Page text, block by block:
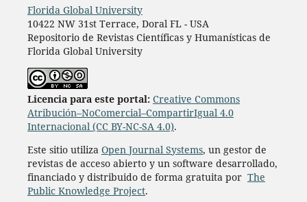
Florida Global University
10422 NW 31st Terrace, Doral FL - USA
Repositorio de Revistas Científicas y Humanísticas de
Florida Global University
Licencia para este portal: Creative Commons
Atribución–NoComercial–CompartirIgual 4.0
Internacional (CC BY-NC-SA 4.0).
Este sitio utiliza Open Journal Systems, un gestor de
revistas de acceso abierto y un software desarrollado,
financiado y distribuido de forma gratuita por The
Public Knowledge Project.